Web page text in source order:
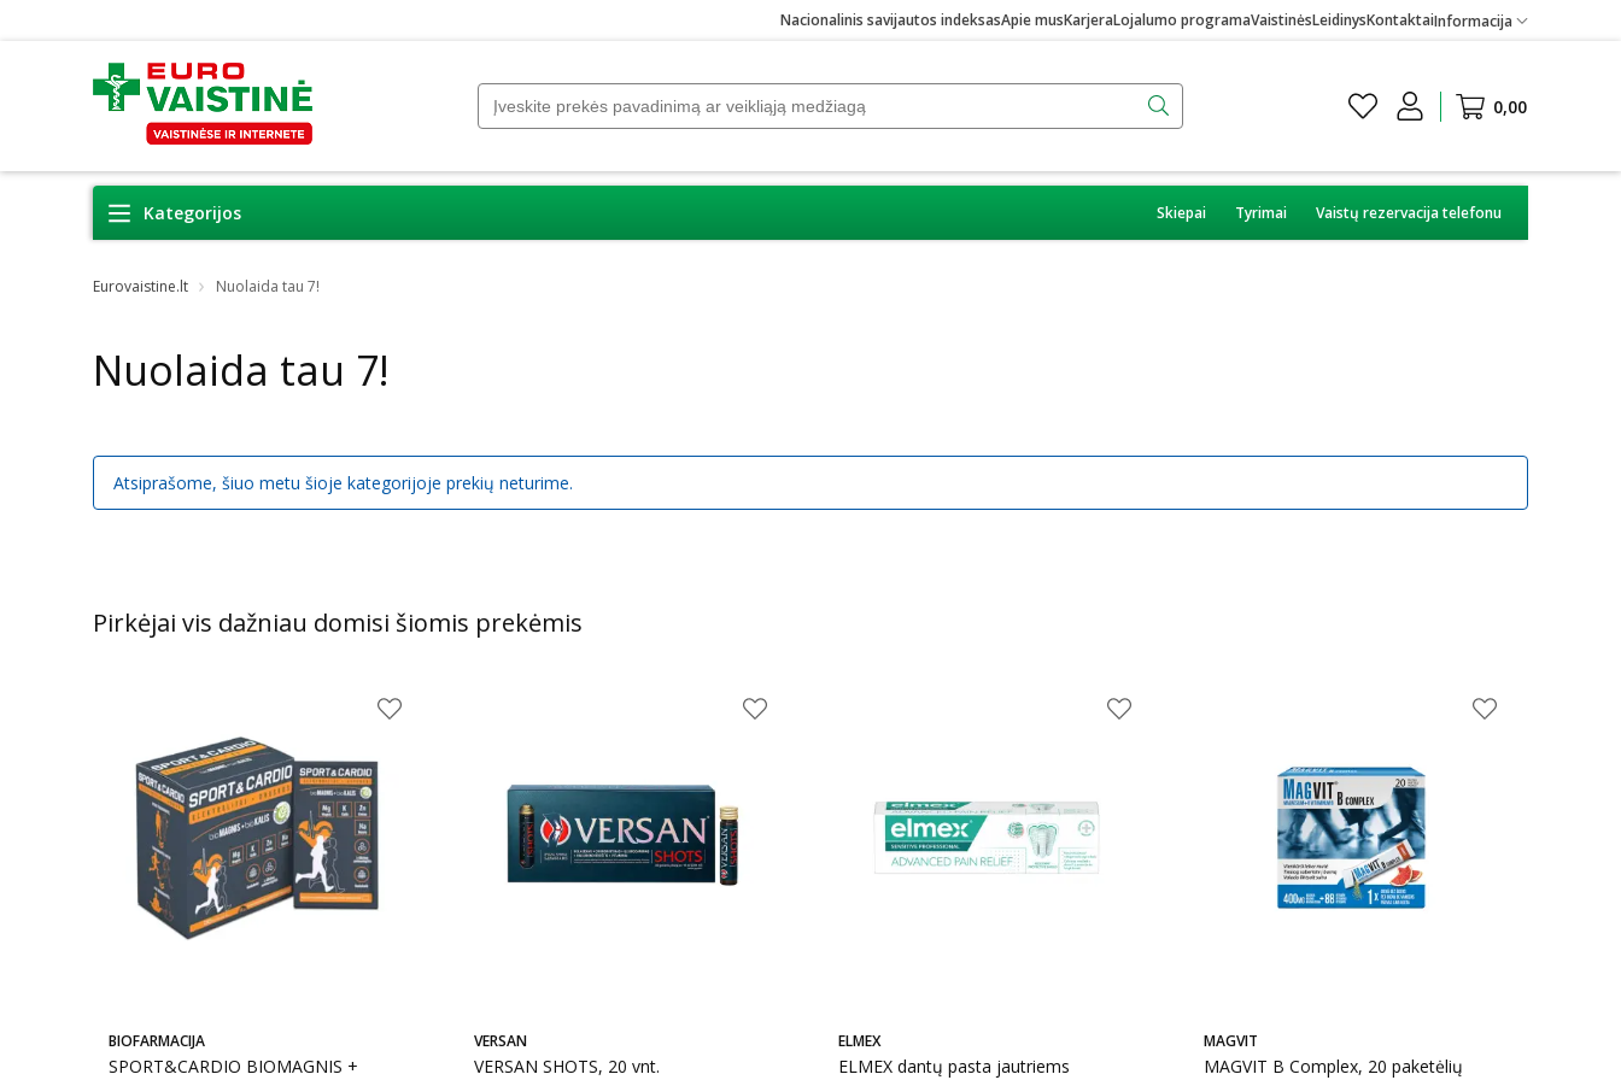
Nacionalinis savijautos indeksasApie musKarjeraLojalumo programaVaistinėsLeidinysKontaktaiInformacija
0,00
Kategorijos Skiepai Tyrimai Vaistų rezervacija telefonu
Eurovaistine.lt Nuolaida tau 7!
Nuolaida tau 7!
Atsiprašome, šiuo metu šioje kategorijoje prekių neturime.
Pirkėjai vis dažniau domisi šiomis prekėmis
BIOFARMACIJA
SPORT&CARDIO BIOMAGNIS +
VERSAN
VERSAN SHOTS, 20 vnt.
ELMEX
ELMEX dantų pasta jautriems
MAGVIT
MAGVIT B Complex, 20 paketėlių